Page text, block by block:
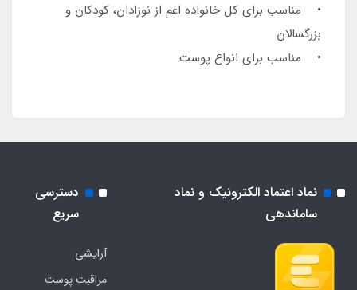
• مناسب برای کل خانواده اعم از نوزادان، کودکان و
بزرگسالان
• مناسب برای انواع پوست
نماد اعتماد الکترونیک و نماد
ساماندهی
دسترسی
سریع
آرایشی
مراقبت پوست